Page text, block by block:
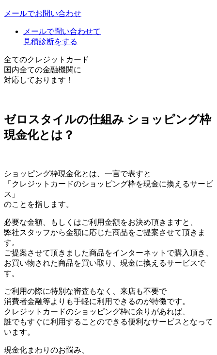
メールでお問い合わせ
メールで問い合わせて
見積診断をする
全てのクレジットカード
国内全ての金融機関に
対応しております！
ゼロスタイルの仕組み ショッピング枠
現金化とは？
ショッピング枠現金化とは、一言で表すと
「クレジットカードのショッピング枠を現金に換えるサービ
ス」
のことを指します。
必要な金額、もしくはご利用金額をお決め頂きますと、
弊社スタッフから金額に応じた商品をご提案させて頂きま
す。
ご提案させて頂きました商品をインターネットで購入頂き、
お買い物された商品を買い取り、現金に換えるサービスで
す。
ご利用の際に特別な審査もなく、来店も不要で
消費者金融等よりも手軽に利用できるのが特徴です。
クレジットカードのショッピング枠に余りがあれば、
誰でもすぐに利用することのできる便利なサービスとなって
います。
現金化まわりのお悩み、